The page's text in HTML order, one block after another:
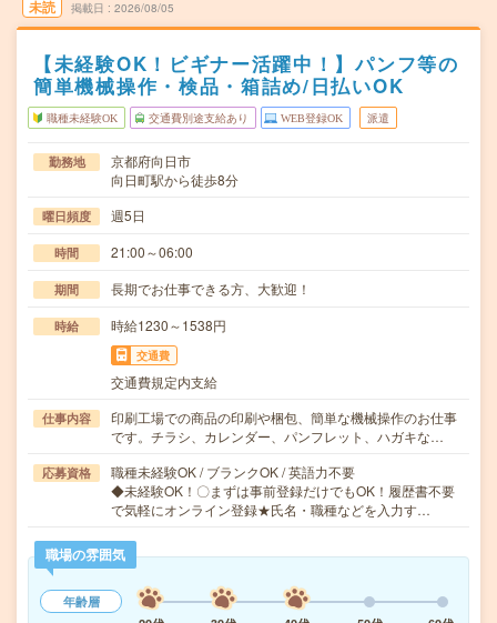
未読 掲載日 2026/08/05
【未経験OK！ビギナー活躍中！】パンフ等の
簡単機械操作・検品・箱詰め/日払いOK
職種未経験OK 交通費別途支給あり WEB登録OK 派遣
勤務地
京都府向日市
向日町駅から徒歩8分
曜日頻度 週5日
時間 21:00～06:00
期間 長期でお仕事できる方、大歓迎！
時給 時給1230～1538円
交通費
交通費規定内支給
仕事内容
印刷工場での商品の印刷や梱包、簡単な機械操作のお仕事
です。チラシ、カレンダー、パンフレット、ハガキな…
応募資格
職種未経験OK / ブランクOK / 英語力不要
◆未経験OK！〇まずは事前登録だけでもOK！履歴書不要
で気軽にオンライン登録★氏名・職種などを入力す…
職場の雰囲気
年齢層